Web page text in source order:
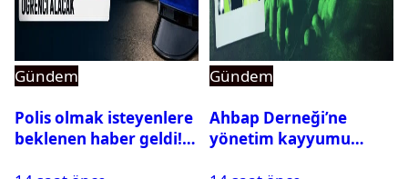
Gündem
Polis olmak isteyenlere
beklenen haber geldi!
Gündem
Ahbap Derneği’ne
yönetim kayyumu